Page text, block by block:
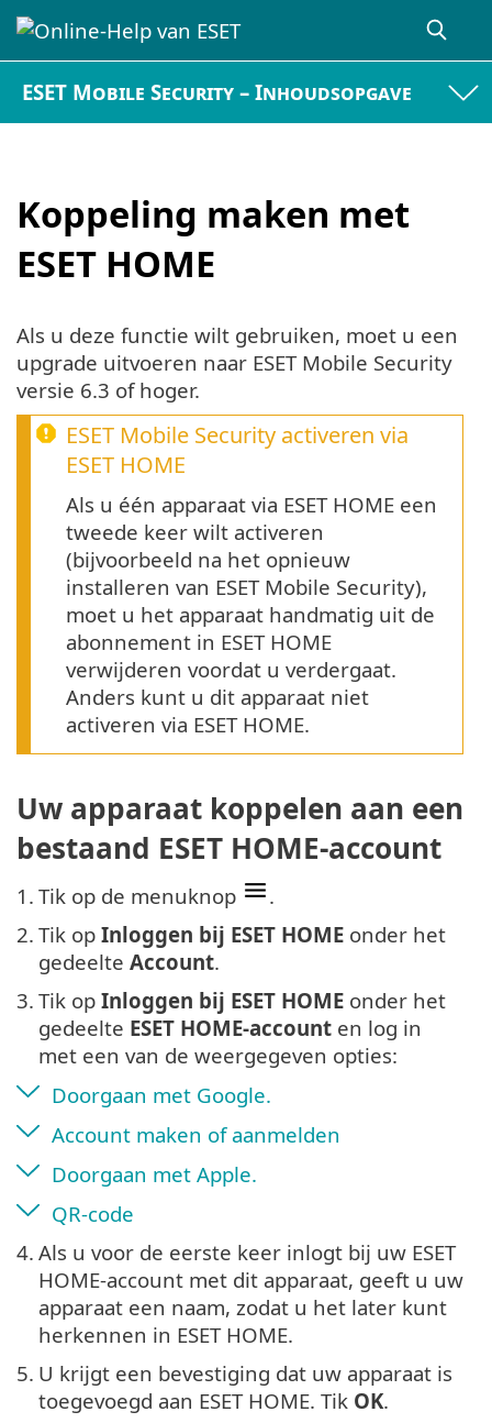
ESET Mobile Security – Inhoudsopgave
Koppeling maken met
ESET HOME
Als u deze functie wilt gebruiken, moet u een
upgrade uitvoeren naar ESET Mobile Security
versie 6.3 of hoger.
ESET Mobile Security activeren via
ESET HOME
Als u één apparaat via ESET HOME een
tweede keer wilt activeren
(bijvoorbeeld na het opnieuw
installeren van ESET Mobile Security),
moet u het apparaat handmatig uit de
abonnement in ESET HOME
verwijderen voordat u verdergaat.
Anders kunt u dit apparaat niet
activeren via ESET HOME.
Uw apparaat koppelen aan een
bestaand ESET HOME-account
1. Tik op de menuknop
.
2. Tik op Inloggen bij ESET HOME onder het
gedeelte Account.
3. Tik op Inloggen bij ESET HOME onder het
gedeelte ESET HOME-account en log in
met een van de weergegeven opties:
Doorgaan met Google.
Account maken of aanmelden
Doorgaan met Apple.
QR-code
4. Als u voor de eerste keer inlogt bij uw ESET
HOME-account met dit apparaat, geeft u uw
apparaat een naam, zodat u het later kunt
herkennen in ESET HOME.
5. U krijgt een bevestiging dat uw apparaat is
toegevoegd aan ESET HOME. Tik OK.